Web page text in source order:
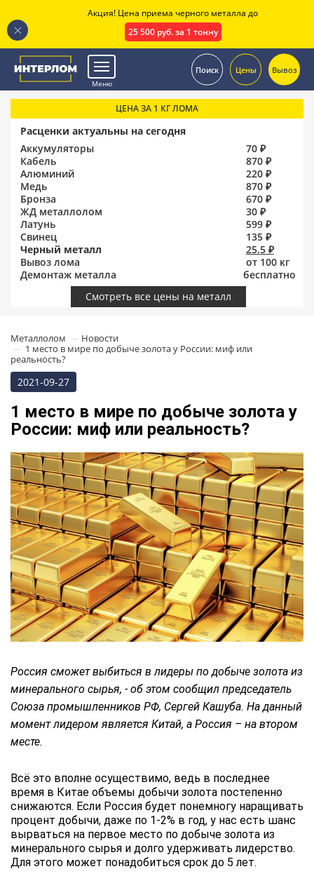
Меню
Поиск Цены Вывоз
ЦЕНА ЗА 1 КГ ЛОМА
Расценки актуальны на сегодня
Аккумуляторы
70 ₽
Кабель
870 ₽
Алюминий
220 ₽
Медь
870 ₽
Бронза
670 ₽
ЖД металлолом
30 ₽
Латунь
599 ₽
Свинец
135 ₽
Черный металл
25.5 ₽
Вывоз лома
от 100 кг
Демонтаж металла
бесплатно
Смотреть все цены на металл
Металлолом
Новости
1 место в мире по добыче золота у России: миф или
реальность?
2021-09-27
1 место в мире по добыче золота у
России: миф или реальность?
Россия сможет выбиться в лидеры по добыче золота из
минерального сырья, - об этом сообщил председатель
Союза промышленников РФ, Сергей Кашуба. На данный
момент лидером является Китай, а Россия – на втором
месте.
Всё это вполне осуществимо, ведь в последнее
время в Китае объемы добычи золота постепенно
снижаются. Если Россия будет понемногу наращивать
процент добычи, даже по 1-2% в год, у нас есть шанс
вырваться на первое место по добыче золота из
минерального сырья и долго удерживать лидерство.
Для этого может понадобиться срок до 5 лет.
Акция! Цена приема черного металла до
25 500 руб. за 1 тонну
.